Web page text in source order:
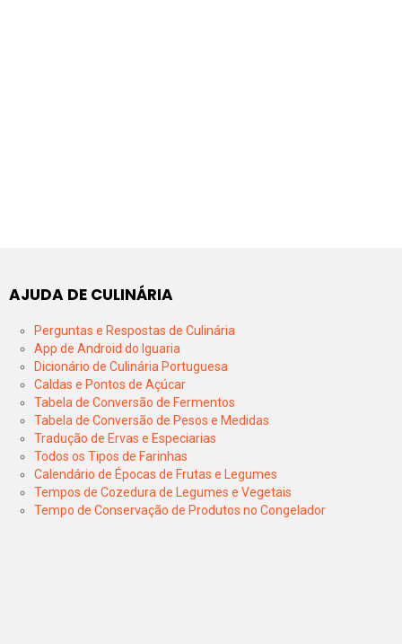
AJUDA DE CULINÁRIA
Perguntas e Respostas de Culinária
App de Android do Iguaria
Dicionário de Culinária Portuguesa
Caldas e Pontos de Açúcar
Tabela de Conversão de Fermentos
Tabela de Conversão de Pesos e Medidas
Tradução de Ervas e Especiarias
Todos os Tipos de Farinhas
Calendário de Épocas de Frutas e Legumes
Tempos de Cozedura de Legumes e Vegetais
Tempo de Conservação de Produtos no Congelador